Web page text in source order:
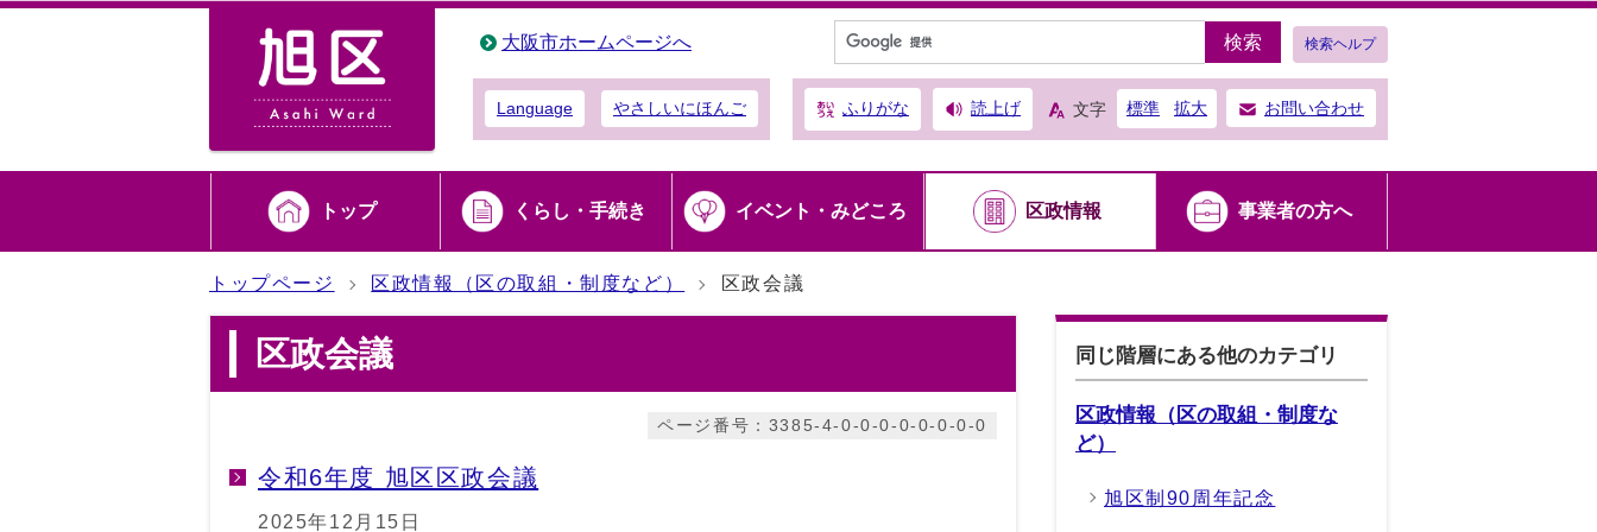
大阪市ホームページへ 検索 検索ヘルプ
Language やさしいにほんご ふりがな 読上げ 文字 標準 拡大 お問い合わせ
トップ くらし・手続き イベント・みどころ 区政情報 事業者の方へ
トップページ 区政情報（区の取組・制度など） 区政会議
区政会議
ページ番号：3385-4-0-0-0-0-0-0-0-0
令和6年度 旭区区政会議
2025年12月15日
同じ階層にある他のカテゴリ
区政情報（区の取組・制度な
ど）
旭区制90周年記念